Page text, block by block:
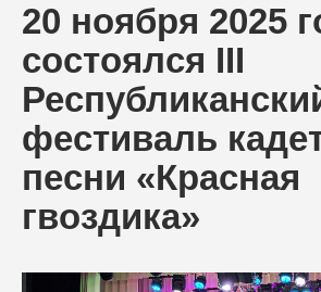
20 ноября 2025
состоялся III
фестиваль
песни «Красная
гвоздика»